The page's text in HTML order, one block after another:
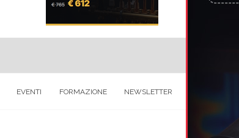
EVENTI FORMAZIONE NEWSLETTER